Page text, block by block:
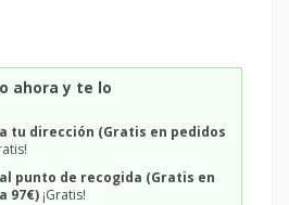
ahora y te lo
tu dirección (Gratis en pedidos
punto de recogida (Gratis en
97€) ¡Gratis!